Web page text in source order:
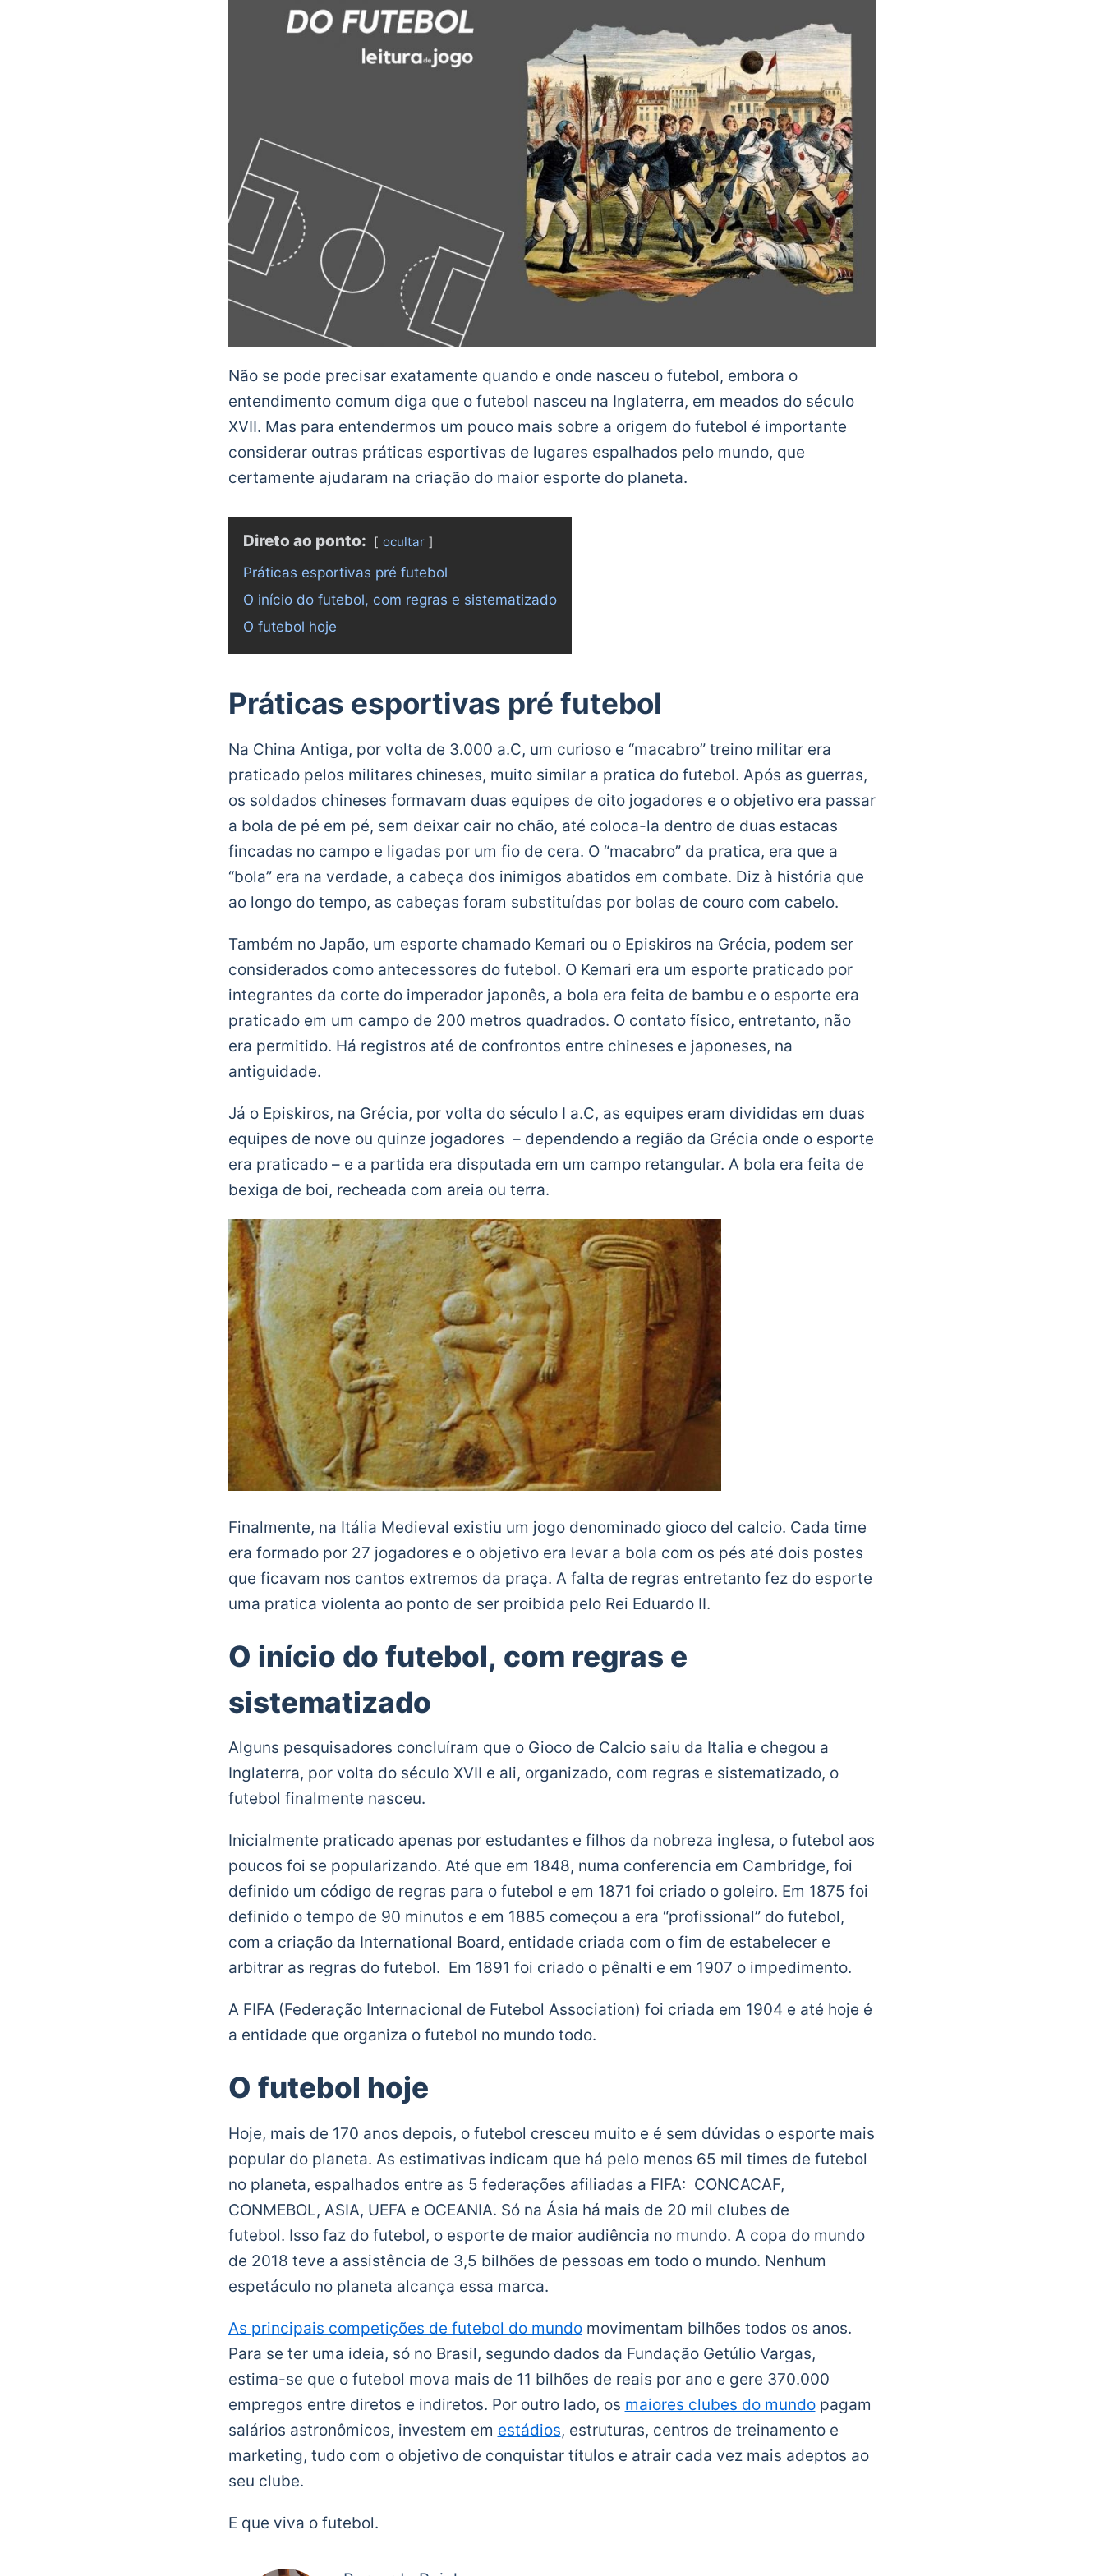
Não se pode precisar exatamente quando e onde nasceu o futebol, embora o
entendimento comum diga que o futebol nasceu na Inglaterra, em meados do século
XVII. Mas para entendermos um pouco mais sobre a origem do futebol é importante
considerar outras práticas esportivas de lugares espalhados pelo mundo, que
certamente ajudaram na criação do maior esporte do planeta.
Direto ao ponto: ocultar
Práticas esportivas pré futebol
O início do futebol, com regras e sistematizado
O futebol hoje
Práticas esportivas pré futebol
Na China Antiga, por volta de 3.000 a.C, um curioso e “macabro” treino militar era
praticado pelos militares chineses, muito similar a pratica do futebol. Após as guerras,
os soldados chineses formavam duas equipes de oito jogadores e o objetivo era passar
a bola de pé em pé, sem deixar cair no chão, até coloca-la dentro de duas estacas
fincadas no campo e ligadas por um fio de cera. O “macabro” da pratica, era que a
“bola” era na verdade, a cabeça dos inimigos abatidos em combate. Diz à história que
ao longo do tempo, as cabeças foram substituídas por bolas de couro com cabelo.
Também no Japão, um esporte chamado Kemari ou o Episkiros na Grécia, podem ser
considerados como antecessores do futebol. O Kemari era um esporte praticado por
integrantes da corte do imperador japonês, a bola era feita de bambu e o esporte era
praticado em um campo de 200 metros quadrados. O contato físico, entretanto, não
era permitido. Há registros até de confrontos entre chineses e japoneses, na
antiguidade.
Já o Episkiros, na Grécia, por volta do século I a.C, as equipes eram divididas em duas
equipes de nove ou quinze jogadores – dependendo a região da Grécia onde o esporte
era praticado – e a partida era disputada em um campo retangular. A bola era feita de
bexiga de boi, recheada com areia ou terra.
Finalmente, na Itália Medieval existiu um jogo denominado gioco del calcio. Cada time
era formado por 27 jogadores e o objetivo era levar a bola com os pés até dois postes
que ficavam nos cantos extremos da praça. A falta de regras entretanto fez do esporte
uma pratica violenta ao ponto de ser proibida pelo Rei Eduardo II.
O início do futebol, com regras e
sistematizado
Alguns pesquisadores concluíram que o Gioco de Calcio saiu da Italia e chegou a
Inglaterra, por volta do século XVII e ali, organizado, com regras e sistematizado, o
futebol finalmente nasceu.
Inicialmente praticado apenas por estudantes e filhos da nobreza inglesa, o futebol aos
poucos foi se popularizando. Até que em 1848, numa conferencia em Cambridge, foi
definido um código de regras para o futebol e em 1871 foi criado o goleiro. Em 1875 foi
definido o tempo de 90 minutos e em 1885 começou a era “profissional” do futebol,
com a criação da International Board, entidade criada com o fim de estabelecer e
arbitrar as regras do futebol. Em 1891 foi criado o pênalti e em 1907 o impedimento.
A FIFA (Federação Internacional de Futebol Association) foi criada em 1904 e até hoje é
a entidade que organiza o futebol no mundo todo.
O futebol hoje
Hoje, mais de 170 anos depois, o futebol cresceu muito e é sem dúvidas o esporte mais
popular do planeta. As estimativas indicam que há pelo menos 65 mil times de futebol
no planeta, espalhados entre as 5 federações afiliadas a FIFA: CONCACAF,
CONMEBOL, ASIA, UEFA e OCEANIA. Só na Ásia há mais de 20 mil clubes de
futebol. Isso faz do futebol, o esporte de maior audiência no mundo. A copa do mundo
de 2018 teve a assistência de 3,5 bilhões de pessoas em todo o mundo. Nenhum
espetáculo no planeta alcança essa marca.
As principais competições de futebol do mundomovimentam bilhões todos os anos.
Para se ter uma ideia, só no Brasil, segundo dados da Fundação Getúlio Vargas,
estima-se que o futebol mova mais de 11 bilhões de reais por ano e gere 370.000
empregos entre diretos e indiretos. Por outro lado, os maiores clubes do mundopagam
salários astronômicos, investem em estádios, estruturas, centros de treinamento e
marketing, tudo com o objetivo de conquistar títulos e atrair cada vez mais adeptos ao
seu clube.
E que viva o futebol.